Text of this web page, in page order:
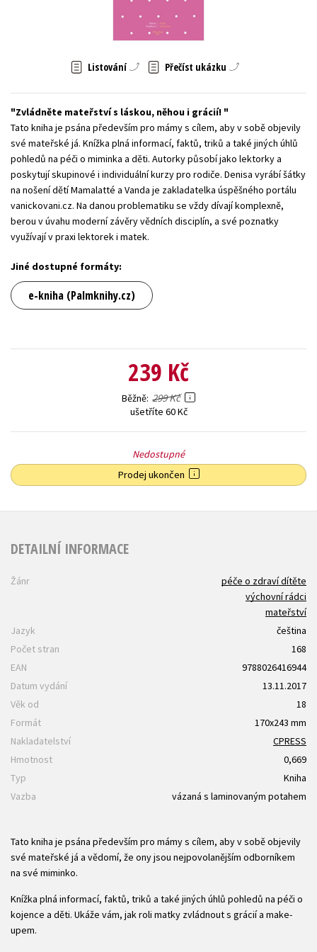
Zahraniční literatura
Listování Přečíst ukázku
Zvládněte mateřství s láskou, něhou i grácií!
Tato kniha je psána především pro mámy s cílem, aby v sobě objevily
své mateřské já. Knížka plná informací, faktů, triků a také jiných úhlů
pohledů na péči o miminka a děti. Autorky působí jako lektorky a
poskytují skupinové i individuální kurzy pro rodiče. Denisa vyrábí šátky
na nošení dětí Mamalatté a Vanda je zakladatelka úspěšného portálu
vanickovani.cz. Na danou problematiku se vždy dívají komplexně,
berou v úvahu moderní závěry vědních disciplín, a své poznatky
využívají v praxi lektorek i matek.
Jiné dostupné formáty:
e-kniha (Palmknihy.cz)
239 Kč
Běžně 299 Kč
ušetříte 60 Kč
Nedostupné
Prodej ukončen
DETAILNÍ INFORMACE
Žánr
péče o zdraví dítěte
výchovní rádci
mateřství
Jazyk
čeština
Počet stran
168
EAN
9788026416944
Datum vydání
13.11.2017
Věk od
18
Formát
170x243 mm
Nakladatelství
CPRESS
Hmotnost
0,669
Typ
Kniha
Vazba
vázaná s laminovaným potahem
Tato kniha je psána především pro mámy s cílem, aby v sobě objevily
své mateřské já a vědomí, že ony jsou nejpovolanějším odborníkem
na své miminko.
Knížka plná informací, faktů, triků a také jiných úhlů pohledů na péči o
kojence a děti. Ukáže vám, jak roli matky zvládnout s grácií a make-
upem.